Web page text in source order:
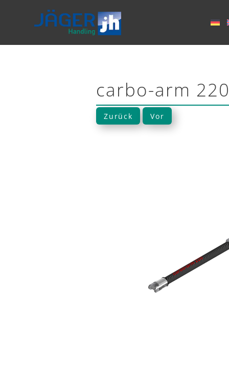
carbo-arm
Zurück Vor